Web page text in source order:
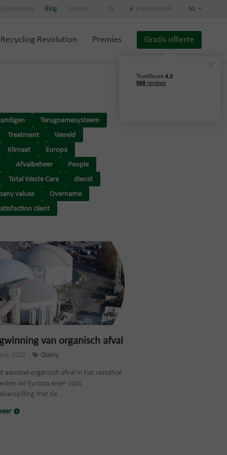
Blog NL
Recycling Revolution Premies Gratis offerte
Terugnamesysteem
Treatment
Wereld
Klimaat
Europa
Afvalbeheer
People
Total Waste Care
dienst
values
Overname
client
van organisch afval
2022 Quevy
aandeel organisch afval in het restafval
wil Europa ener- zijds
met de...